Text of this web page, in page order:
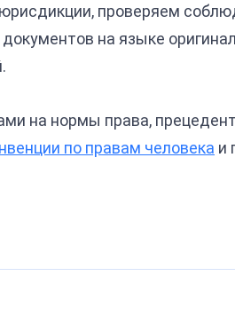
проверяем
на языке
на нормы права,
по правам человека и